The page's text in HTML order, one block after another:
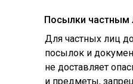
Посылки частным
Для частных лиц
посылок и
не доставляет
и предметы,